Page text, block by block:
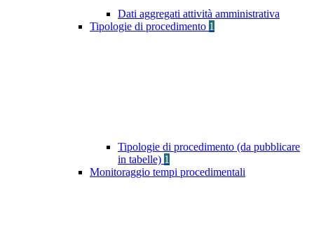
Dati aggregati attività amministrativa
Tipologie di procedimento 1
Tipologie di procedimento (da pubblicare
in tabelle) 1
Monitoraggio tempi procedimentali